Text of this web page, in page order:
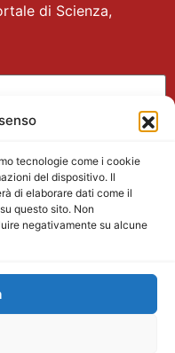
tecnologie come i cookie
del dispositivo. Il
di elaborare dati come il
questo sito. Non
negativamente su alcune
di Scienza,